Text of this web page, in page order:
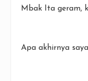
Mbak Ita geram,
Apa akhirnya